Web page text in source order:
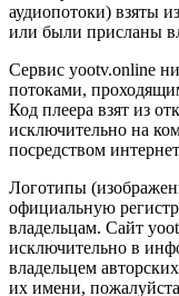
аудиопотоки) взяты
или были присланы
Сервис yootv.online
потоками,
Код плеера взят из
исключительно на
посредством
Логотипы
официальную
владельцам. Сайт
исключительно в
владельцем
их имени,